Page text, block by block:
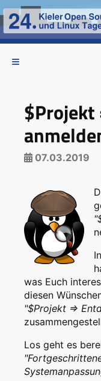
$Projekt
07.03.2019
was Euch
diesen
"$Projekt =>
Los geht es